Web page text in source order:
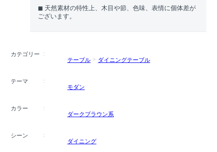
◼︎ 天然素材の特性上、木目や節、色味、表情に個体差が
ございます。
カテゴリー
テーブル
ダイニングテーブル
テーマ
モダン
カラー
ダークブラウン系
シーン
ダイニング